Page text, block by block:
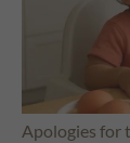
Apologies for